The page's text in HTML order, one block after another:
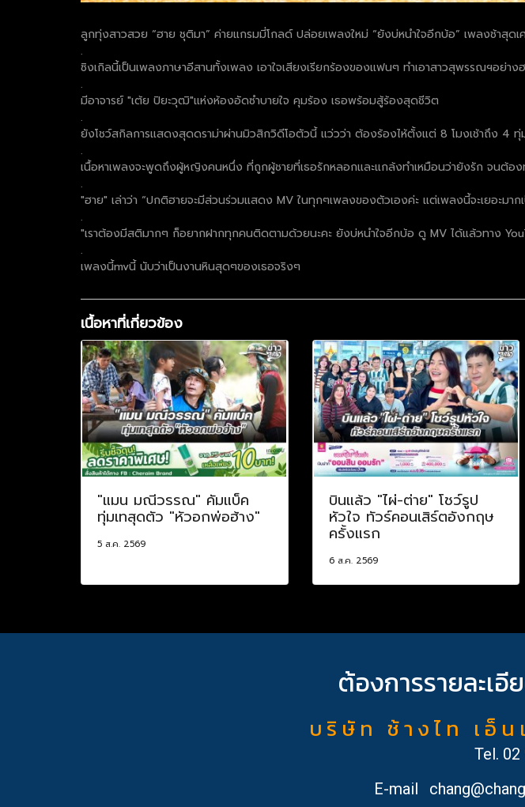
ลูกทุ่งสาวสวย “ฮาย ชุติมา” ค่ายแกรมมี่โกลด์ ปล่อยเพลงใหม่ “ยังบ่หนำใจอีกบ้อ” เพลงช้าสุดเ
.
ซิงเกิลนี้เป็นเพลงภาษาอีสานทั้งเพลง เอาใจเสียงเรียกร้องของแฟนๆ ทำเอาสาวสุพรรณฯอย่า
.
มีอาจารย์ "เต้ย ปิยะวุฒิ"แห่งห้องอัดซำบายใจ คุมร้อง เธอพร้อมสู้ร้องสุดชีวิต
.
ยังโชว์สกิลการแสดงสุดดราม่าผ่านมิวสิกวิดีโอตัวนี้ แว่วว่า ต้องร้องไห้ตั้งแต่ 8 โมงเช้าถึง 4 ทุ่
.
เนื้อหาเพลงจะพูดถึงผู้หญิงคนหนึ่ง ที่ถูกผู้ชายที่เธอรักหลอกและแกล้งทำเหมือนว่ายังรัก จนต้อง
.
"ฮาย" เล่าว่า “ปกติฮายจะมีส่วนร่วมแสดง MV ในทุกๆเพลงของตัวเองค่ะ แต่เพลงนี้จะเยอะม
.
"เราต้องมีสติมากๆ ก็อยากฝากทุกคนติดตามด้วยนะคะ ยังบ่หนำใจอีกบ้อ ดู MV ได้แล้วทาง
.
เพลงนี้mvนี้ นับว่าเป็นงานหินสุดๆของเธอจริงๆ
เนื้อหาที่เกี่ยวข้อง
"แมน มณีวรรณ" คัมแบ็ค
ทุ่มเทสุดตัว "หัวอกพ่อฮ้าง"
5 ส.ค. 2569
บินแล้ว "ไผ่-ต่าย" โชว์รูป
หัวใจ ทัวร์คอนเสิร์ตอังกฤษ
ครั้งแรก
6 ส.ค. 2569
ต้องการรายละเ
บ ริ ษั ท ช้ า ง ไ ท เ อ็ น
Tel. 02
E-mail